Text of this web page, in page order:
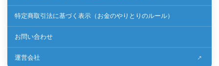
特定商取引法に基づく表示（お金のやりとりのルール）
お問い合わせ
運営会社